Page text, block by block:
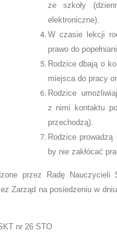
ze szkoły
elektroniczne).
W czasie lekcji
prawo do
Rodzice dbają o
miejsca do pracy
Rodzice
z nimi kontaktu
przechodzą).
Rodzice
by nie zakłócać
przez Radę
przez Zarząd
nr 26 STO